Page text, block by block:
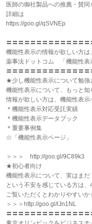
医師の御社製品への推薦・賛同
詳細は
https://goo.gl/qSVNEp
〓〓〓〓〓〓〓〓〓〓〓〓〓
機能性表示の情報が欲しい方は、
薬事法ドットコム 「機能性表
〓〓〓〓〓〓〓〓〓〓〓〓〓
★少し機能性表示について勉強
機能性表示について、もっと知
情報が欲しい方は、機能性表示
＊機能性表示対応受託実績
＊機能性表示データブック
＊重要事例集
☆「機能性表示ページ」
＞＞＞ http://goo.gl/9C89k3
★初心者向け
機能性表示について、実はまだ
という不安を感じている方は
ご覧いただくとわかりやすいか
＞＞＞http://goo.gl/lJn1NL
〓〓〓〓〓〓〓〓〓〓〓〓〓